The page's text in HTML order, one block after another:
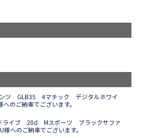
ツ GLB35 4マチック デジタルホワイ
のご納車でございます。
イブ 20d Mスポーツ ブラックサファ
へのご納車でございます。